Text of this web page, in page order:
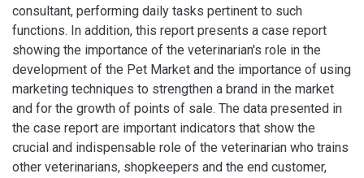
consultant, performing daily tasks pertinent to such
functions. In addition, this report presents a case report
showing the importance of the veterinarian's role in the
development of the Pet Market and the importance of using
marketing techniques to strengthen a brand in the market
and for the growth of points of sale. The data presented in
the case report are important indicators that show the
crucial and indispensable role of the veterinarian who trains
other veterinarians, shopkeepers and the end customer,